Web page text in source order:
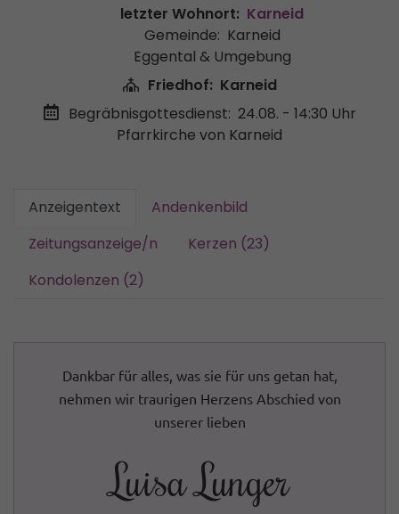
letzter Wohnort: Karneid
Gemeinde: Karneid
Eggental & Umgebung
Friedhof: Karneid
Begräbnisgottesdienst: 24.08. - 14:30 Uhr
Pfarrkirche von Karneid
Anzeigentext
Andenkenbild
Zeitungsanzeige/n
Kerzen (23)
Kondolenzen (2)
Dankbar für alles, was sie für uns getan hat,
nehmen wir traurigen Herzens Abschied von
unserer lieben
Luisa Lunger